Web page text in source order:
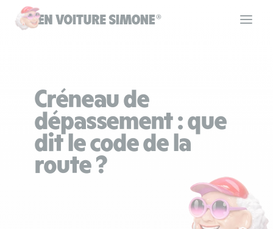
Permis de conduire
Allô Simone
Créneau de
dépassement : que
dit le code de la
route ?